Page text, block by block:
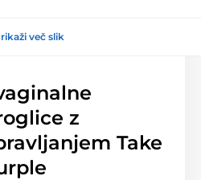
več slik
z
Take